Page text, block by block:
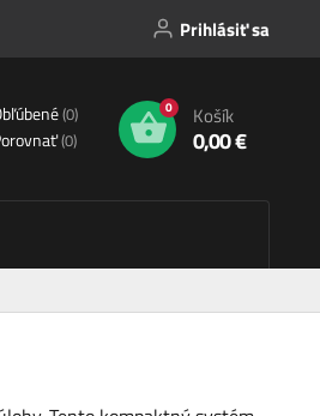
Prihlásiť sa
(0)
(0)
0 Košík
0,00 €